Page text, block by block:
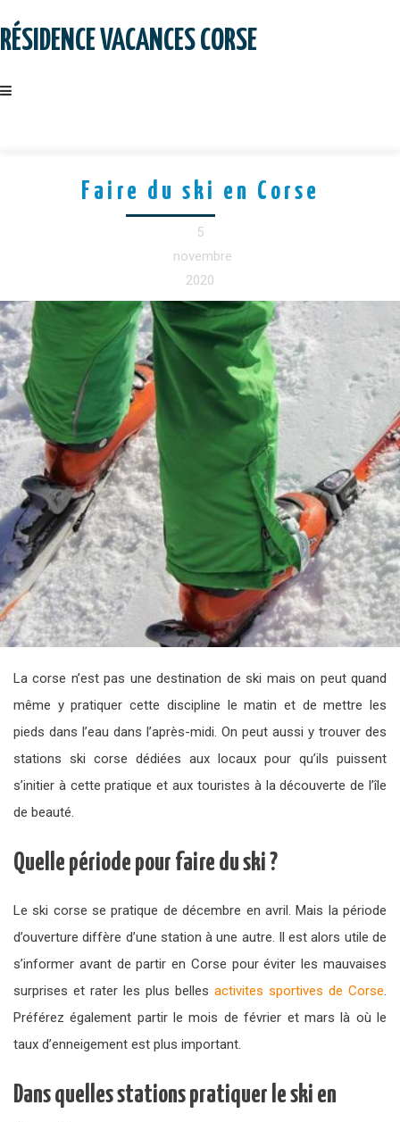
toRÉSIDENCE VACANCES CORSE
Faire du ski en Corse
5
novembre
2020
La corse n’est pas une destination de ski mais on peut quand
même y pratiquer cette discipline le matin et de mettre les
pieds dans l’eau dans l’après-midi. On peut aussi y trouver des
stations ski corse dédiées aux locaux pour qu’ils puissent
s’initier à cette pratique et aux touristes à la découverte de l’île
de beauté.
Quelle période pour faire du ski ?
Le ski corse se pratique de décembre en avril. Mais la période
d’ouverture diffère d’une station à une autre. Il est alors utile de
s’informer avant de partir en Corse pour éviter les mauvaises
surprises et rater les plus belles activites sportives de Corse.
Préférez également partir le mois de février et mars là où le
taux d’enneigement est plus important.
Dans quelles stations pratiquer le ski en